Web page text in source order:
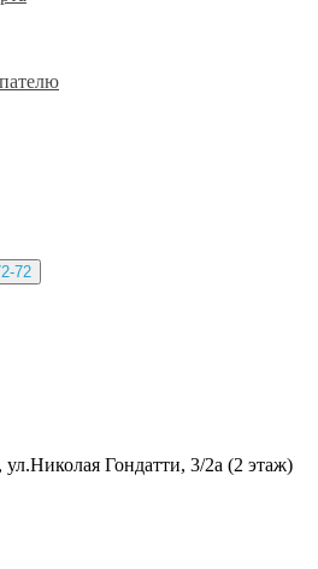
72
Гондатти, 3/2а (2 этаж)